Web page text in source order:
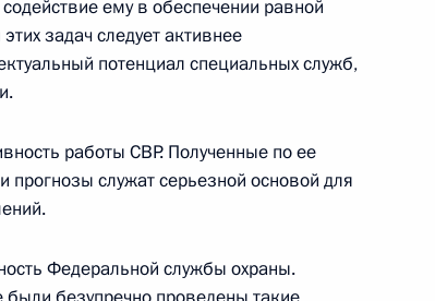
Правительства
ему в обеспечении равной
задач следует активнее
потенциал специальных служб,
работы СВР. Полученные по ее
служат серьезной основой для
Федеральной службы охраны.